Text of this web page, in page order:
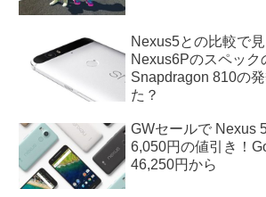
Nexus5との比較で
Nexus6Pのスペック
Snapdragon 810の
た？
GWセールで Nexus
6,050円の値引き！
46,250円から